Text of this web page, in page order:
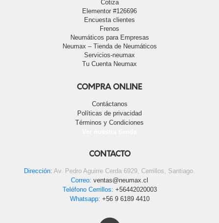
Cotiza
Elementor #126696
Encuesta clientes
Frenos
Neumáticos para Empresas
Neumax – Tienda de Neumáticos
Servicios-neumax
Tu Cuenta Neumax
COMPRA ONLINE
Contáctanos
Políticas de privacidad
Términos y Condiciones
CONTACTO
Dirección: Av. Pedro Aguirre Cerda 6929, Cerrillos, Santiago.
Correo: ventas@neumax.cl
Teléfono Cerrillos: +56442020003
Whatsapp: +56 9 6189 4410